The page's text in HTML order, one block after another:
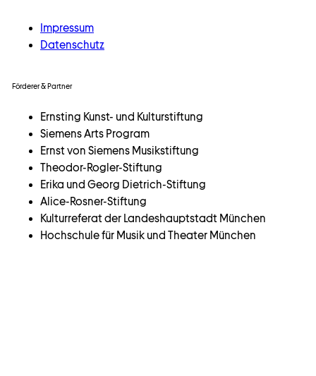
Impressum
Datenschutz
Förderer & Partner
Ernsting Kunst- und Kulturstiftung
Siemens Arts Program
Ernst von Siemens Musikstiftung
Theodor-Rogler-Stiftung
Erika und Georg Dietrich-Stiftung
Alice-Rosner-Stiftung
Kulturreferat der Landeshauptstadt München
Hochschule für Musik und Theater München